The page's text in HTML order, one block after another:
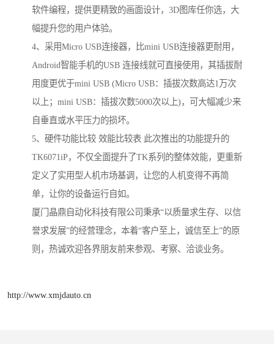
软件编程，提供更精致的画面设计，3D图库任你选，大
幅提升您的用户体验。
4、采用Micro USB连接器，比mini USB连接器更耐用，
Android智能手机的USB 连接线就可直接使用，其插拔耐
用度更优于mini USB (Micro USB：插拔次数高达1万次
以上；mini USB：插拔次数5000次以上)，可大幅减少来
自垂直或水平压力的损坏。
5、硬件功能比较 效能比较表 此次推出的功能提升的
TK6071iP，不仅全面提升了TK系列的整体效能，更重新
定义了实用型人机市场基调，让您的人机变得不再简
单，让你的设备运行自如。
厦门晶鼎自动化科技有限公司秉承“以质量求生存、以信
誉求发展”的经营理念，本着“客户至上，诚信至上”的原
则，热诚欢迎各界朋友前来参观、考察、洽谈业务。
http://www.xmjdauto.cn